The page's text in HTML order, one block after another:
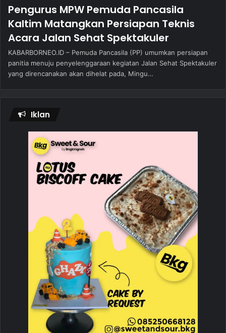
Pengurus MPW Pemuda Pancasila
Kaltim Matangkan Persiapan Teknis
Acara Jalan Sehat Spektakuler
KABARBORNEO.ID – Pemuda Pancasila (PP) umumkan persiapan
panitia menuju penyelenggaraan kegiatan Jalan Sehat Spektakuler
yang direncanakan akan dihelat pada, Mingu…
Iklan